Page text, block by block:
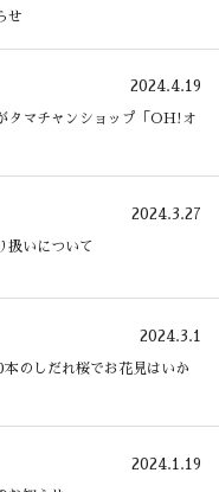
せ
2024.4.19
タマチャンショップ「OH!オ
2024.3.27
扱いについて
2024.3.1
のしだれ桜でお花見はいか
2024.1.19